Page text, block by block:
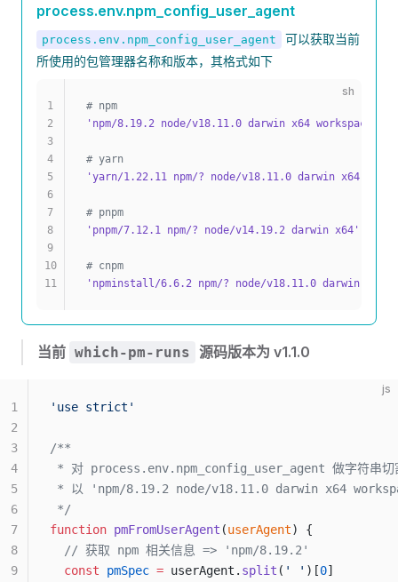
process.env.npm_config_user_agent
process.env.npm_config_user_agent
可以获取当前
所使用的包管理器名称和版本，其格式如下
sh
# npm
'npm/8.19.2 node/v18.11.0 darwin x64 workspaces/
# yarn
'yarn/1.22.11 npm/? node/v18.11.0 darwin x64'
# pnpm
'pnpm/7.12.1 npm/? node/v14.19.2 darwin x64'
# cnpm
'npminstall/6.6.2 npm/? node/v18.11.0 darwin x64'
1
2
3
4
5
6
7
8
9
10
11
当前 which-pm-runs 源码版本为 v1.1.0
js
'use strict'
/**
* 对 process.env.npm_config_user_agent 做字符串切
* 以 'npm/8.19.2 node/v18.11.0 darwin x64
*/
function pmFromUserAgent (userAgent) {
  // 获取 npm 相关信息 => 'npm/8.19.2'
  const
pmSpec = userAgent. split ( ' ' )[0]
1
2
3
4
5
6
7
8
9